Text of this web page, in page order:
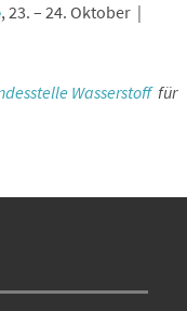
, 23. – 24. Oktober |
Wasserstoff für